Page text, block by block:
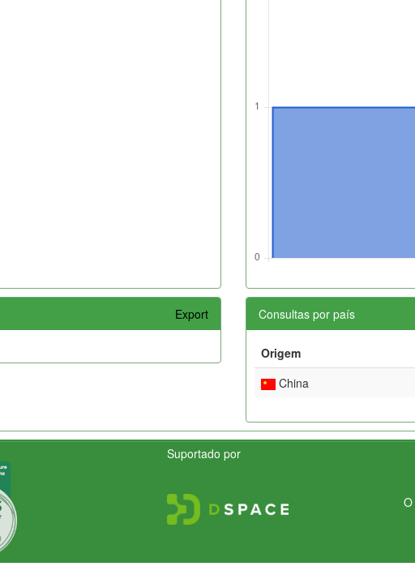
Export Consultas por país
Origem
China
Suportado por